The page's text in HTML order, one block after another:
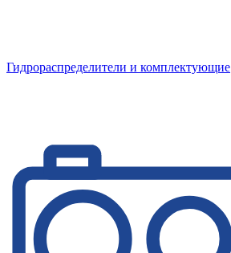
Гидрораспределители и комплектующие